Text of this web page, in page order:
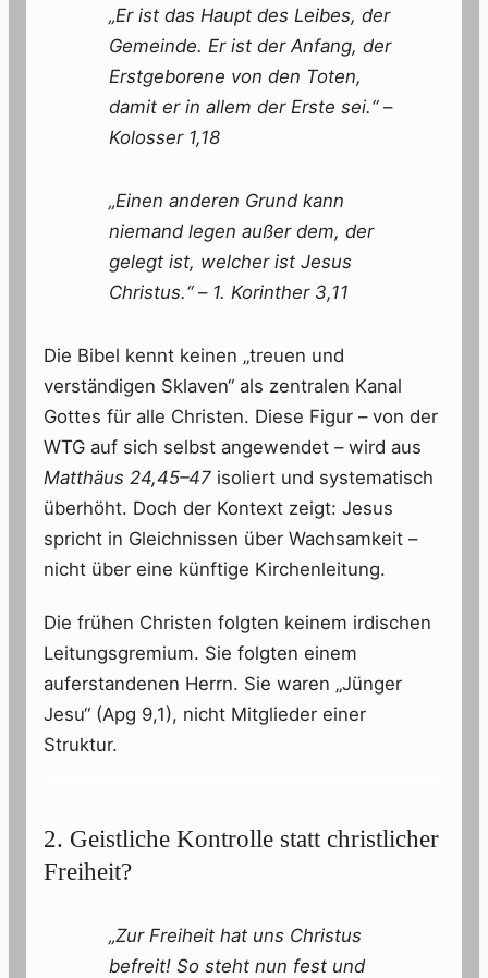
„Er ist das Haupt des Leibes, der
Gemeinde. Er ist der Anfang, der
Erstgeborene von den Toten,
damit er in allem der Erste sei.“–
Kolosser 1,18
„Einen anderen Grund kann
niemand legen außer dem, der
gelegt ist, welcher ist Jesus
Christus.“– 1. Korinther 3,11
Die Bibel kennt keinen „treuen und
verständigen Sklaven“ als zentralen Kanal
Gottes für alle Christen. Diese Figur – von der
WTG auf sich selbst angewendet – wird aus
Matthäus 24,45–47 isoliert und systematisch
überhöht. Doch der Kontext zeigt: Jesus
spricht in Gleichnissen über Wachsamkeit –
nicht über eine künftige Kirchenleitung.
Die frühen Christen folgten keinem irdischen
Leitungsgremium. Sie folgten einem
auferstandenen Herrn. Sie waren „Jünger
Jesu“ (Apg 9,1), nicht Mitglieder einer
Struktur.
2. Geistliche Kontrolle statt christlicher
Freiheit?
„Zur Freiheit hat uns Christus
befreit! So steht nun fest und